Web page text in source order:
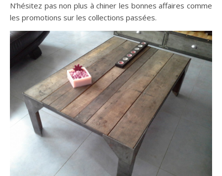
N’hésitez pas non plus à chiner les bonnes affaires comme
les promotions sur les collections passées.